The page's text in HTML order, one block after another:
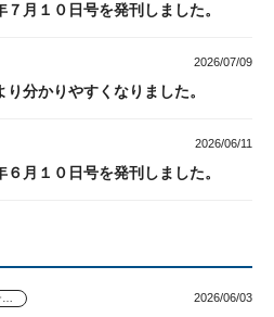
月１０日号を発刊しました。
2026/07/09
分かりやすくなりました。
2026/06/11
月１０日号を発刊しました。
お役立ちコンテンツ 2026/06/03